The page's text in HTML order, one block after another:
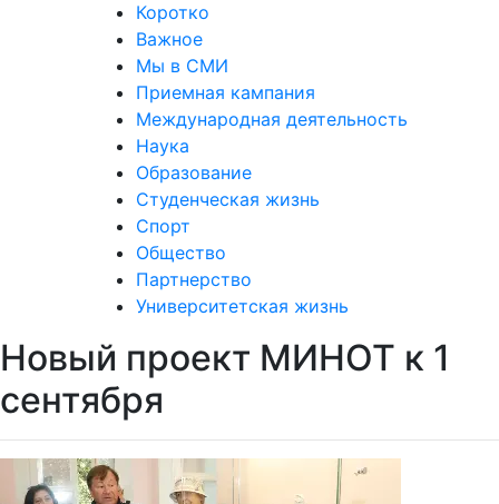
Коротко
Важное
Мы в СМИ
Приемная кампания
Международная деятельность
Наука
Образование
Студенческая жизнь
Спорт
Общество
Партнерство
Университетская жизнь
Новый проект МИНОТ к 1
сентября